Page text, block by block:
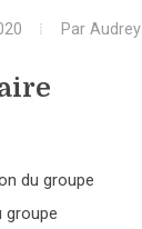
Par Audrey
du groupe
groupe